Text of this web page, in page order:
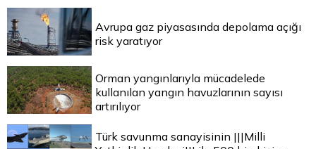
Avrupa gaz piyasasında depolama açığı
risk yaratıyor
Orman yangınlarıyla mücadelede
kullanılan yangın havuzlarının sayısı
artırılıyor
Türk savunma sanayisinin |||Milli